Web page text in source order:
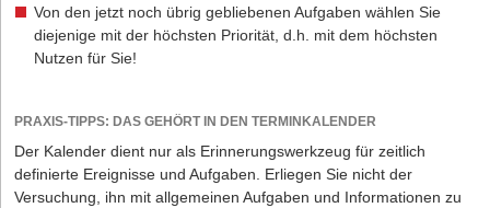
Kritik zu verteidigen? Genau das wird Ihr Gegenüber prüfen, und
zwar schonungslos. Wichtig: Spielen Sie vorab im Rollenspiel
durch, wie Sie auf sachliche Einwände und die unten
Konzepts ist. Legen Sie sich drei bis fünf Kernbotschaften zurecht
und argumentieren Sie mit eigenen Erfahrungen,
Referenzprojekten, Untersuchungen und Fakten, um den
Kundennutzen und die Marktchancen Ihrer Idee jederzeit offensiv
Von den jetzt noch übrig gebliebenen Aufgaben wählen Sie
diejenige mit der höchsten Priorität, d.h. mit dem höchsten
Nutzen für Sie!
PRAXIS-TIPPS: DAS GEHÖRT IN DEN TERMINKALENDER
Der Kalender dient nur als Erinnerungswerkzeug für zeitlich
definierte Ereignisse und Aufgaben. Erliegen Sie nicht der
Versuchung, ihn mit allgemeinen Aufgaben und Informationen zu